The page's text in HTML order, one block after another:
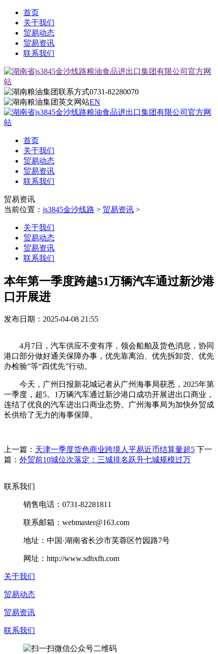
首页
关于我们
贸易动态
贸易资讯
联系我们
0731-82280070
EN
首页
关于我们
贸易动态
贸易资讯
联系我们
贸易资讯
当前位置： js3845金沙线路 > 贸易资讯 >
关于我们
贸易动态
贸易资讯
联系我们
本年第一季度跨越51万辆汽车通过新沙港
口开展进
发布日期：2025-04-08 21:55
4月7日，汽车供应不变有序，领会船舶及货色消息，协同
港口部分做好通关保障办事，优先靠离泊、优先拆卸货、优先
办检验”等“四优先”行动。
今天，广州日报新花城记者从广州海事局获悉，2025年第
一季度，超5。1万辆汽车通过新沙港口成功开展进出口商业，
连结了优良的汽车进出口商业态势。广州海事局为加快外贸成
长供给了无力的海事保障。
上一篇： 天津一季度货色商业跨境人平易近币结算量超5 下一
篇： 外贸前10城位次落定：三城排名跃升七城规模过万
联系我们
销售电话：0731-82281811
联系邮箱：webmaster@163.com
地址：中国·湖南省长沙市芙蓉区竹园路7号
网址：http://www.sdhxfh.com
关于我们
贸易动态
贸易资讯
联系我们